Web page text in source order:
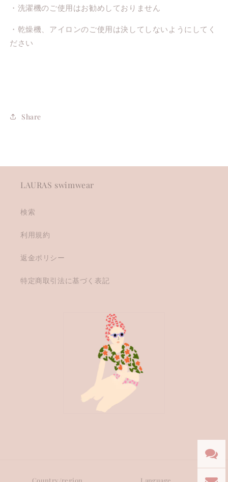
・洗濯機のご使用はお勧めしておりません
・乾燥機、アイロンのご使用は決してしないようにしてく
ださい
Share
LAURAS swimwear
検索
利用規約
返金ポリシー
特定商取引法に基づく表記